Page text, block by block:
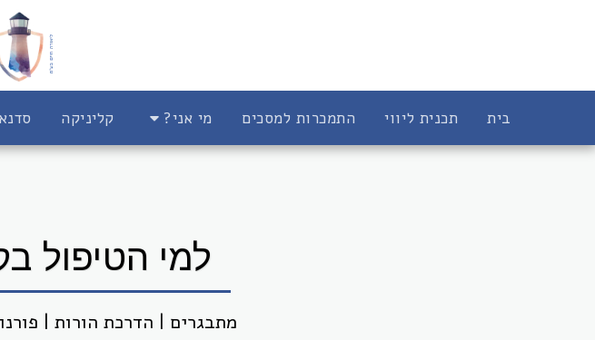
בית תכנית ליווי התמכרות למסכים מי אני? קליניקה
למי הטיפול
מתבגרים | הדרכת הורות |